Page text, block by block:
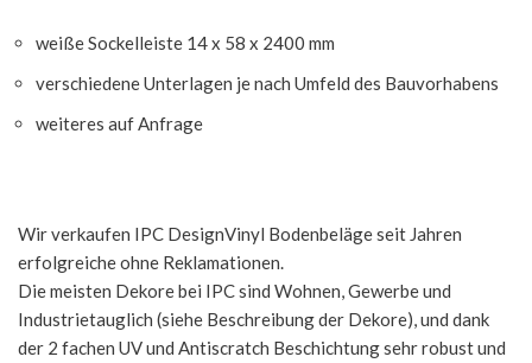
weiße Sockelleiste 14 x 58 x 2400 mm
verschiedene Unterlagen je nach Umfeld des Bauvorhabens
weiteres auf Anfrage
Wir verkaufen IPC DesignVinyl Bodenbeläge seit Jahren
erfolgreiche ohne Reklamationen.
Die meisten Dekore bei IPC sind Wohnen, Gewerbe und
Industrietauglich (siehe Beschreibung der Dekore), und dank
der 2 fachen UV und Antiscratch Beschichtung sehr robust und